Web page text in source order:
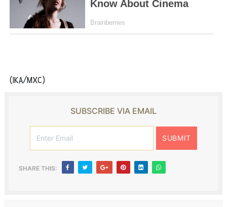
(IKA/MXC)
SUBSCRIBE VIA EMAIL
SHARE THIS: